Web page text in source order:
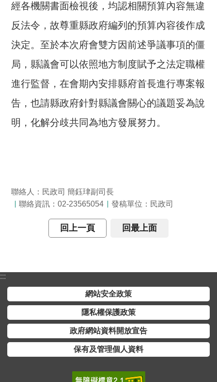
問
答
電
報
RSS
策
策
府
網
資
經各機關書面檢視後，均認相關預算內容無違
反法令，故尊重縣政府編列的預算內容後作成
決定。至於本次府會雙方因前述爭議事項的僵
局，縣議會可以依照地方制度賦予之法定職權
進行監督，在會期內安排縣府首長進行專案報
告，也請縣政府針對縣議會關心的議題妥為說
明，化解分歧共同為地方發展努力。
聯絡人：民政司 簡鈺珒副司長
聯絡資訊：02-23565054
發稿單位：民政司
回上一頁 回最上面
:::
網站安全政策
隱私權保護政策
政府網站資料開放宣告
保有及管理個人資料